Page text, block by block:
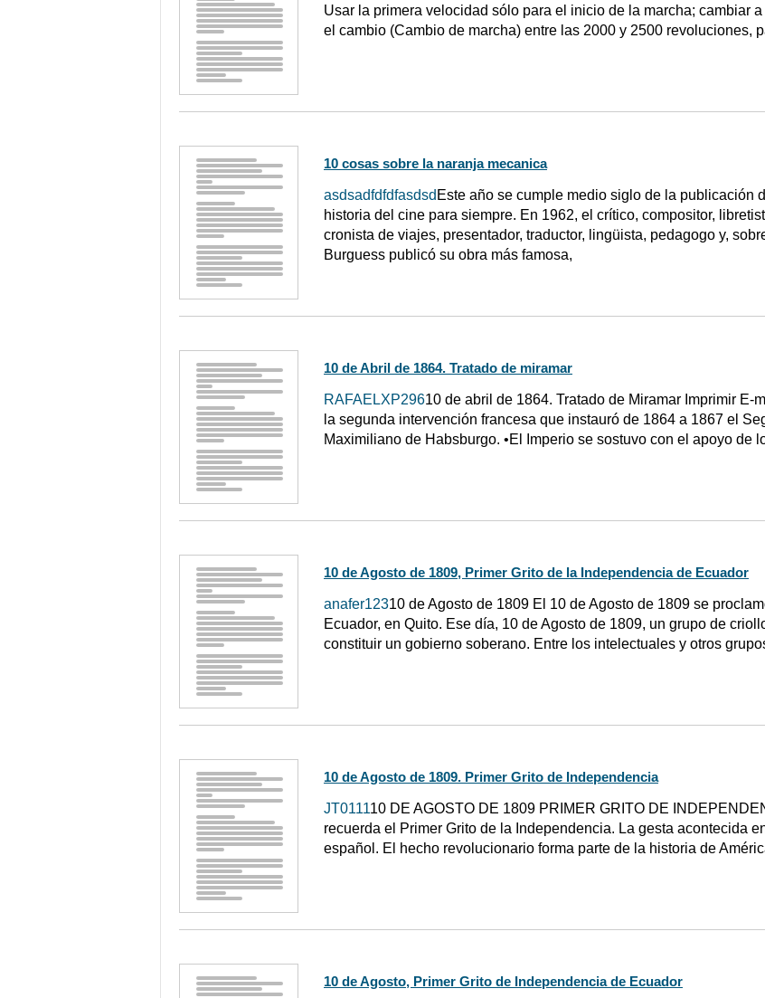
Usar la primera velocidad sólo para el inicio de la marcha; cambiar
el cambio (Cambio de marcha) entre las 2000 y 2500 revoluciones,
10 cosas sobre la naranja mecanica
asdsadfdfdfasdsd Este año se cumple medio siglo de la publicación
historia del cine para siempre. En 1962, el crítico, compositor,
cronista de viajes, presentador, traductor, lingüista, pedagogo y,
Burguess publicó su obra más famosa,
10 de Abril de 1864. Tratado de miramar
RAFAELXP29610 de abril de 1864. Tratado de Miramar Imprimir E-
la segunda intervención francesa que instauró de 1864 a 1867 el
Maximiliano de Habsburgo. •El Imperio se sostuvo con el apoyo de
10 de Agosto de 1809, Primer Grito de la Independencia de Ecuador
anafer12310 de Agosto de 1809 El 10 de Agosto de 1809 se
Ecuador, en Quito. Ese día, 10 de Agosto de 1809, un grupo de
constituir un gobierno soberano. Entre los intelectuales y otros
10 de Agosto de 1809. Primer Grito de Independencia
JT011110 DE AGOSTO DE 1809 PRIMER GRITO DE
recuerda el Primer Grito de la Independencia. La gesta acontecida
español. El hecho revolucionario forma parte de la historia de
10 de Agosto, Primer Grito de Independencia de Ecuador